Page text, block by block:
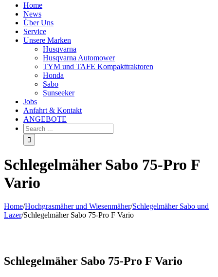
Home
News
Über Uns
Service
Unsere Marken
Husqvarna
Husqvarna Automower
TYM und TAFE Kompakttraktoren
Honda
Sabo
Sunseeker
Jobs
Anfahrt & Kontakt
ANGEBOTE
Schlegelmäher Sabo 75-Pro F
Vario
Home/Hochgrasmäher und Wiesenmäher/Schlegelmäher Sabo und
Lazer/Schlegelmäher Sabo 75-Pro F Vario
Schlegelmäher Sabo 75-Pro F Vario